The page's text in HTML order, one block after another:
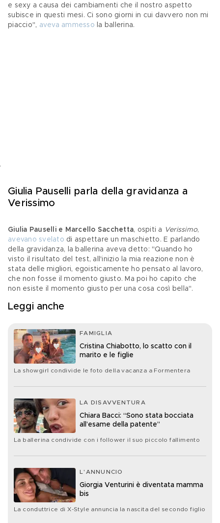
e sexy a causa dei cambiamenti che il nostro aspetto
subisce in questi mesi. Ci sono giorni in cui davvero non mi
piaccio", aveva ammesso la ballerina.
Giulia Pauselli parla della gravidanza a
Verissimo
Giulia Pauselli e Marcello Sacchetta, ospiti a Verissimo,
avevano svelato di aspettare un maschietto. E parlando
della gravidanza, la ballerina aveva detto: "Quando ho
visto il risultato del test, all'inizio la mia reazione non è
stata delle migliori, egoisticamente ho pensato al lavoro,
che non fosse il momento giusto. Ma poi ho capito che
non esiste il momento giusto per una cosa così bella".
Leggi anche
FAMIGLIA
Cristina Chiabotto, lo scatto con il
marito e le figlie
La showgirl condivide le foto della vacanza a Formentera
LA DISAVVENTURA
Chiara Bacci: “Sono stata bocciata
all’esame della patente”
La ballerina condivide con i follower il suo piccolo fallimento
L'ANNUNCIO
Giorgia Venturini è diventata mamma
bis
La conduttrice di X-Style annuncia la nascita del secondo figlio